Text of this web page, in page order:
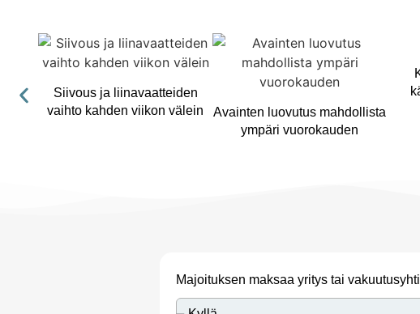
Siivous ja liinavaatteiden
vaihto kahden viikon välein
Avainten luovutus mahdollista
ympäri vuorokauden
Majoituksen maksaa yritys tai